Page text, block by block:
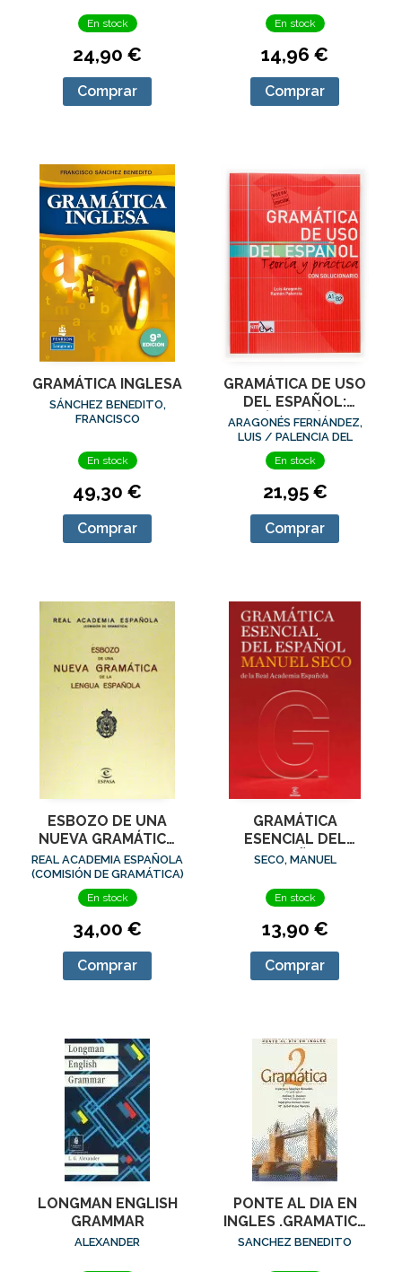
En stock
24,90 €
Comprar
En stock
14,96 €
Comprar
GRAMÁTICA INGLESA
SÁNCHEZ BENEDITO,
FRANCISCO
En stock
49,30 €
Comprar
GRAMÁTICA DE USO
DEL ESPAÑOL:
TEORÍA Y PRÁCTICA
A1-B2
ARAGONÉS FERNÁNDEZ,
LUIS / PALENCIA DEL
BURGO, RAMÓN
En stock
21,95 €
Comprar
ESBOZO DE UNA
NUEVA GRAMÁTICA
DE LA LENGUA
ESPAÑOLA
REAL ACADEMIA ESPAÑOLA
(COMISIÓN DE GRAMÁTICA)
En stock
34,00 €
Comprar
GRAMÁTICA
ESENCIAL DEL
ESPAÑOL
SECO, MANUEL
En stock
13,90 €
Comprar
LONGMAN ENGLISH
GRAMMAR
ALEXANDER
PONTE AL DIA EN
INGLES .GRAMATICA
2
SANCHEZ BENEDITO